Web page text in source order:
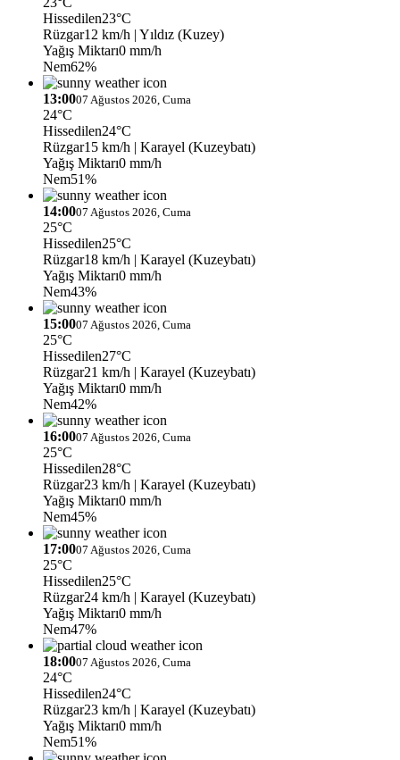
Hissedilen23°C
Rüzgar12 km/h | Yıldız (Kuzey)
Yağış Miktarı0 mm/h
Nem62%
13:0007 Ağustos 2026, Cuma
24°C
Hissedilen24°C
Rüzgar15 km/h | Karayel (Kuzeybatı)
Yağış Miktarı0 mm/h
Nem51%
14:0007 Ağustos 2026, Cuma
25°C
Hissedilen25°C
Rüzgar18 km/h | Karayel (Kuzeybatı)
Yağış Miktarı0 mm/h
Nem43%
15:0007 Ağustos 2026, Cuma
25°C
Hissedilen27°C
Rüzgar21 km/h | Karayel (Kuzeybatı)
Yağış Miktarı0 mm/h
Nem42%
16:0007 Ağustos 2026, Cuma
25°C
Hissedilen28°C
Rüzgar23 km/h | Karayel (Kuzeybatı)
Yağış Miktarı0 mm/h
Nem45%
17:0007 Ağustos 2026, Cuma
25°C
Hissedilen25°C
Rüzgar24 km/h | Karayel (Kuzeybatı)
Yağış Miktarı0 mm/h
Nem47%
18:0007 Ağustos 2026, Cuma
24°C
Hissedilen24°C
Rüzgar23 km/h | Karayel (Kuzeybatı)
Yağış Miktarı0 mm/h
Nem51%